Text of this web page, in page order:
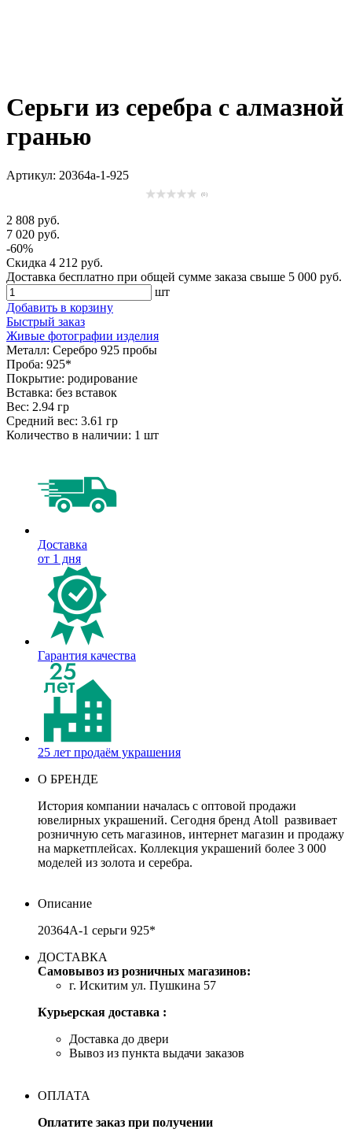
Серьги из серебра с алмазной
гранью
Артикул: 20364а-1-925
(0)
2 808 руб.
7 020 руб.
-60%
Скидка 4 212 руб.
Доставка бесплатно при общей сумме заказа свыше 5 000 руб.
шт
Добавить в корзину
Быстрый заказ
Живые фотографии изделия
Металл: Серебро 925 пробы
Проба: 925*
Покрытие: родирование
Вставка: без вставок
Вес: 2.94 гр
Средний вес: 3.61 гр
Количество в наличии: 1 шт
Доставка
от 1 дня
Гарантия качества
25 лет продаём украшения
О БРЕНДЕ
История компании началась с оптовой продажи
ювелирных украшений. Сегодня бренд Atoll развивает
розничную сеть магазинов, интернет магазин и продажу
на маркетплейсах. Коллекция украшений более 3 000
моделей из золота и серебра.
Описание
20364А-1 серьги 925*
ДОСТАВКА
Самовывоз из розничных магазинов:
г. Искитим ул. Пушкина 57
Курьерская доставка :
Доставка до двери
Вывоз из пункта выдачи заказов
ОПЛАТА
Оплатите заказ при получении